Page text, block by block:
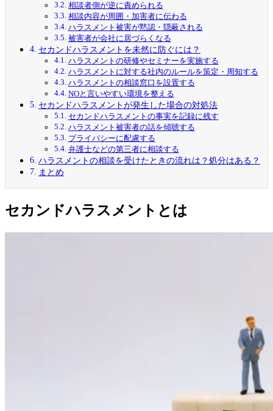
相談者側が逆に責められる
相談内容が周囲・加害者に伝わる
ハラスメント被害が黙認・隠蔽される
被害者が会社に居づらくなる
セカンドハラスメントを未然に防ぐには？
ハラスメントの研修やセミナーを実施する
ハラスメントに対する社内のルールを策定・周知する
ハラスメントの相談窓口を設置する
NOと言いやすい環境を整える
セカンドハラスメントが発生した場合の対処法
セカンドハラスメントの事実を記録に残す
ハラスメント被害者の話を傾聴する
プライバシーに配慮する
弁護士などの第三者に相談する
ハラスメントの相談を受けたときの流れは？処分はある？
まとめ
セカンドハラスメントとは